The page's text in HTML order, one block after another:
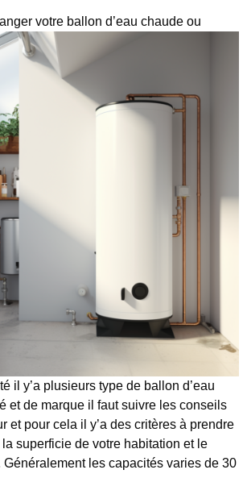
votre ballon d’eau chaude ou
il y’a plusieurs type de ballon d’eau
et de marque il faut suivre les conseils
et pour cela il y’a des critères à prendre
superficie de votre habitation et le
Généralement les capacités varies de 30